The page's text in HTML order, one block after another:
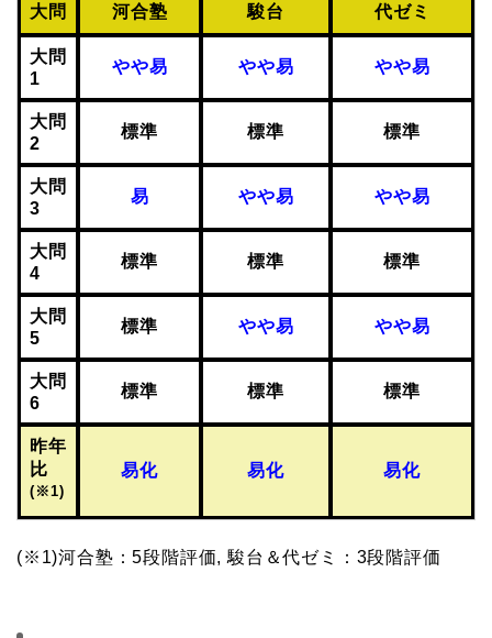
大問 河合塾 駿台 代ゼミ
大問
1
やや易 やや易 やや易
大問
2
標準 標準 標準
大問
3
易 やや易 やや易
大問
4
標準 標準 標準
大問
5
標準 やや易 やや易
大問
6
標準 標準 標準
昨年
比
(※1)
易化 易化 易化
(※1)河合塾：5段階評価, 駿台＆代ゼミ：3段階評価